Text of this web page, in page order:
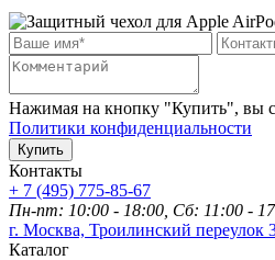
Нажимая на кнопку "Купить", вы
Политики конфиденциальности
Купить
Контакты
+ 7 (495) 775-85-67
Пн-пт: 10:00 - 18:00, Сб: 11:00 -
г. Москва, Троилинский переулок
Каталог